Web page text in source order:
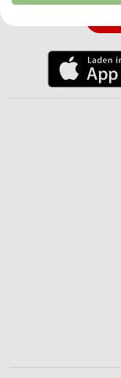
Website/App.
Partnerliste
Wir nutzen Ihre Daten
IAB-